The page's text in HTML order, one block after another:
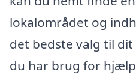
lokalområdet og
det bedste valg til
du har brug for